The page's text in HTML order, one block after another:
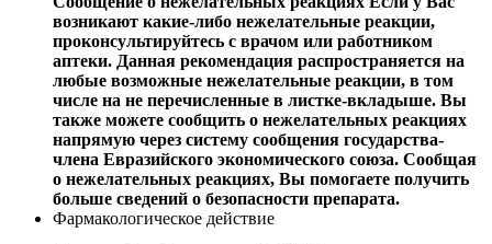
возникают какие-либо нежелательные реакции,
проконсультируйтесь с врачом или работником
аптеки. Данная рекомендация распространяется на
любые возможные нежелательные реакции, в том
числе на не перечисленные в листке-вкладыше. Вы
также можете сообщить о нежелательных реакциях
напрямую через систему сообщения государства-
члена Евразийского экономического союза. Сообщая
о нежелательных реакциях, Вы помогаете получить
больше сведений о безопасности препарата.
Фармакологическое действие